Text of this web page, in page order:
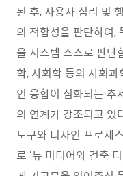
된 후, 사용자 심리 및
의 적합성을 판단하여,
을 시스템 스스로 판단
학, 사회학 등의 사회
인 융합이 심화되는 추
의 연계가 강조되고 있
도구와 디자인 프로세
로 ‘뉴 미디어와 건축